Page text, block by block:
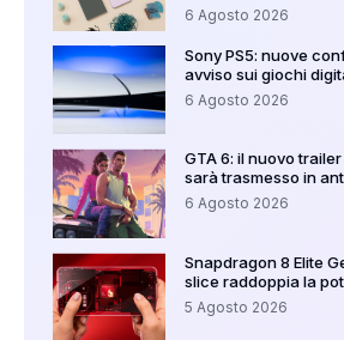
6 Agosto 2026
Sony PS5: nuove
avviso sui giochi
6 Agosto 2026
GTA 6: il nuovo
sarà trasmesso in
6 Agosto 2026
Snapdragon 8 Elite
slice raddoppia la
5 Agosto 2026